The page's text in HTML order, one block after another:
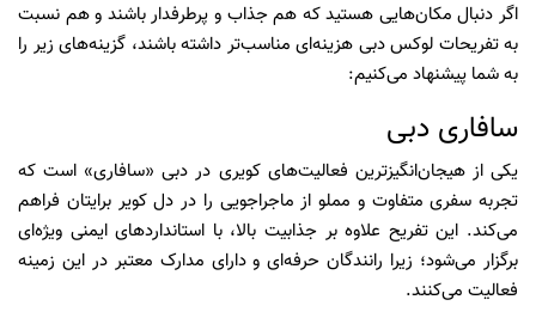
اگر دنبال مکان‌هایی هستید که هم جذاب و پرطرفدار باشند و هم نسبت
به تفریحات لوکس دبی هزینه‌ای مناسب‌تر داشته باشند، گزینه‌های زیر را
به شما پیشنهاد می‌کنیم:
سافاری دبی
یکی از هیجان‌انگیزترین فعالیت‌های کویری در دبی «سافاری» است که
تجربه سفری متفاوت و مملو از ماجراجویی را در دل کویر برایتان فراهم
می‌کند. این تفریح علاوه بر جذابیت بالا، با استانداردهای ایمنی ویژه‌ای
برگزار می‌شود؛ زیرا رانندگان حرفه‌ای و دارای مدارک معتبر در این زمینه
فعالیت می‌کنند.